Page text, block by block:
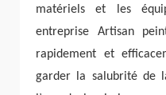
matériels et les
entreprise Artisan
rapidement et
garder la salubrité de